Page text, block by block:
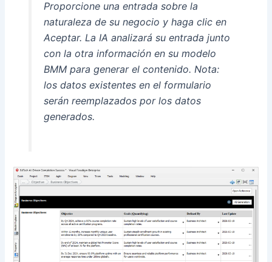
Proporcione una entrada sobre la
naturaleza de su negocio y haga clic en
Aceptar. La IA analizará su entrada junto
con la otra información en su modelo
BMM para generar el contenido. Nota:
los datos existentes en el formulario
serán reemplazados por los datos
generados.